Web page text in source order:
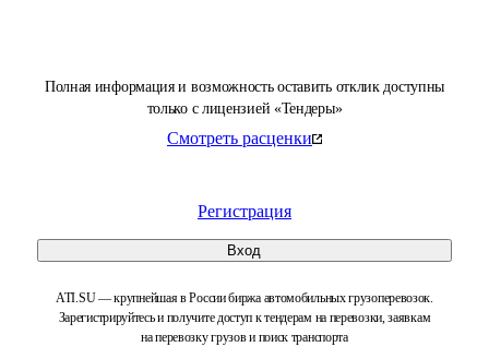
Полная информация и возможность оставить отклик доступны
только с лицензией «Тендеры»
Смотреть расценки
Регистрация
Вход
ATI.SU — крупнейшая в России биржа автомобильных грузоперевозок.
Зарегистрируйтесь и получите доступ к тендерам на перевозки, заявкам
на перевозку грузов и поиск транспорта